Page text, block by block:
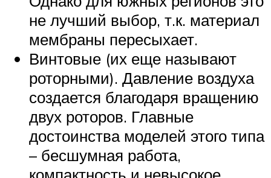
не лучший выбор, т.к. материал
мембраны пересыхает.
Винтовые (их еще называют
роторными). Давление воздуха
создается благодаря вращению
двух роторов. Главные
достоинства моделей этого типа
– бесшумная работа,
компактность и невысокое